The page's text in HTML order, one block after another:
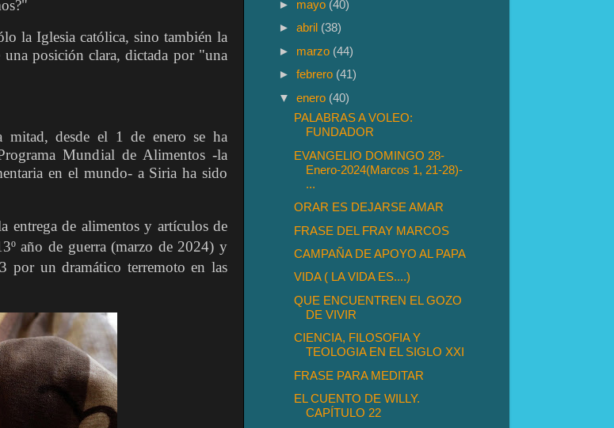
la Iglesia católica, sino también la
posición clara, dictada por "una
mitad, desde el 1 de enero se ha
Mundial de Alimentos -la
en el mundo- a Siria ha sido
entrega de alimentos y artículos de
año de guerra (marzo de 2024) y
por un dramático terremoto en las
► mayo (40)
►abril (38)
► marzo (44)
►febrero (41)
▼enero (40)
PALABRAS A VOLEO:
FUNDADOR
EVANGELIO DOMINGO 28-
Enero-2024(Marcos 1, 21-28)-
...
ORAR ES DEJARSE AMAR
FRASE DEL FRAY MARCOS
CAMPAÑA DE APOYO AL PAPA
VIDA ( LA VIDA ES....)
QUE ENCUENTREN EL GOZO
DE VIVIR
CIENCIA, FILOSOFIA Y
TEOLOGIA EN EL SIGLO XXI
FRASE PARA MEDITAR
EL CUENTO DE WILLY.
CAPÍTULO 22